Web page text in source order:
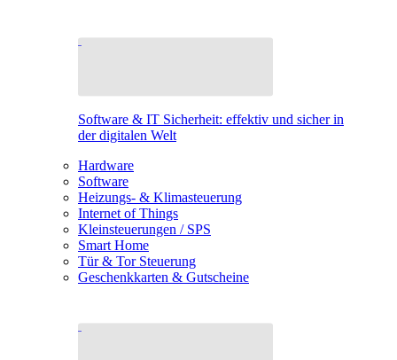
Software & IT Sicherheit: effektiv und sicher in
der digitalen Welt
Hardware
Software
Heizungs- & Klimasteuerung
Internet of Things
Kleinsteuerungen / SPS
Smart Home
Tür & Tor Steuerung
Geschenkkarten & Gutscheine